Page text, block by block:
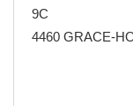
9C
4460 GRACE-